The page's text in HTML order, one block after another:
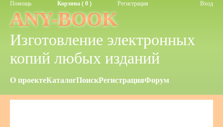
Помощь Корзина ( 0 ) Регистрация Вход
ANY-BOOK
Изготовление электронных
копий любых изданий
О проектеКаталогПоискРегистрацияФорум